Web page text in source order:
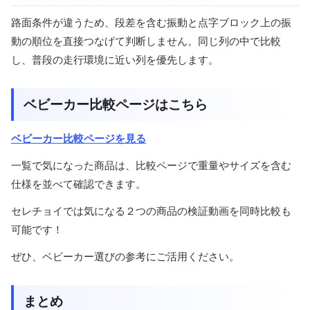
路面条件が違うため、段差を含む振動と点字ブロック上の振
動の順位を直接つなげて判断しません。同じ列の中で比較
し、普段の走行環境に近い列を優先します。
ベビーカー比較ページはこちら
ベビーカー比較ページを見る
一覧で気になった商品は、比較ページで重量やサイズを含む
仕様を並べて確認できます。
セレチョイでは気になる２つの商品の検証動画を同時比較も
可能です！
ぜひ、ベビーカー選びの参考にご活用ください。
まとめ